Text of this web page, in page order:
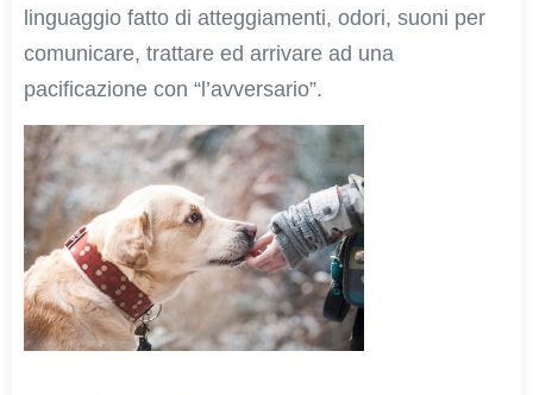
linguaggio fatto di atteggiamenti, odori, suoni per
comunicare, trattare ed arrivare ad una
pacificazione con “l’avversario”.